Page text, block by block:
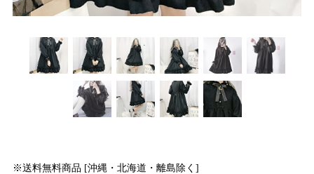
※送料無料商品 [沖縄・北海道・離島除く]